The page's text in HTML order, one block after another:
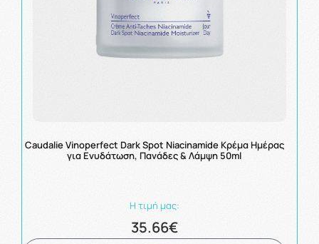
Caudalie Vinoperfect Dark Spot Niacinamide Κρέμα Ημέρας
για Ενυδάτωση, Πανάδες & Λάμψη 50ml
Η τιμή μας:
35.66€